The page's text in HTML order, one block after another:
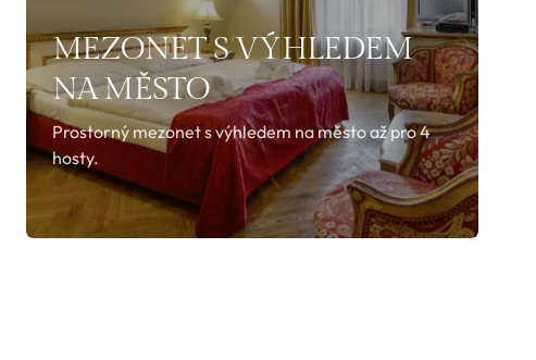
MEZONET S VÝHLEDEM
NA MĚSTO
Prostorný mezonet s výhledem na město až pro 4
hosty.